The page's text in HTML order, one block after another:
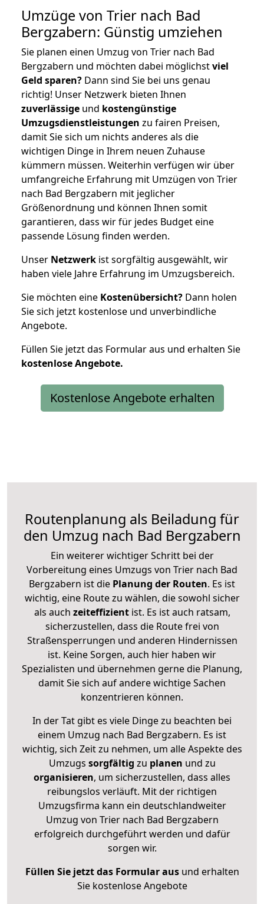
Umzüge von Trier nach Bad
Bergzabern: Günstig umziehen
Sie planen einen Umzug von Trier nach Bad
Bergzabern und möchten dabei möglichstviel
Geld sparen? Dann sind Sie bei uns genau
richtig! Unser Netzwerk bieten Ihnen
zuverlässige und kostengünstige
Umzugsdienstleistungen zu fairen Preisen,
damit Sie sich um nichts anderes als die
wichtigen Dinge in Ihrem neuen Zuhause
kümmern müssen. Weiterhin verfügen wir über
umfangreiche Erfahrung mit Umzügen von Trier
nach Bad Bergzabern mit jeglicher
Größenordnung und können Ihnen somit
garantieren, dass wir für jedes Budget eine
passende Lösung finden werden.
Unser Netzwerk ist sorgfältig ausgewählt, wir
haben viele Jahre Erfahrung im Umzugsbereich.
Sie möchten eine Kostenübersicht? Dann holen
Sie sich jetzt kostenlose und unverbindliche
Angebote.
Füllen Sie jetzt das Formular aus und erhalten Sie
kostenloseAngebote.
Kostenlose Angebote erhalten
Routenplanung als Beiladung für
den Umzug nach Bad Bergzabern
Ein weiterer wichtiger Schritt bei der
Vorbereitung eines Umzugs von Trier nach Bad
Bergzabern ist die Planung der Routen. Es ist
wichtig, eine Route zu wählen, die sowohl sicher
als auch zeiteffizientist. Es ist auch ratsam,
sicherzustellen, dass die Route frei von
Straßensperrungen und anderen Hindernissen
ist. Keine Sorgen, auch hier haben wir
Spezialisten und übernehmen gerne die Planung,
damit Sie sich auf andere wichtige Sachen
konzentrieren können.
In der Tat gibt es viele Dinge zu beachten bei
einem Umzug nach Bad Bergzabern. Es ist
wichtig, sich Zeit zu nehmen, um alle Aspekte des
Umzugs sorgfältig zu planen und zu
organisieren, um sicherzustellen, dass alles
reibungslos verläuft. Mit der richtigen
Umzugsfirma kann ein deutschlandweiter
Umzug von Trier nach Bad Bergzabern
erfolgreich durchgeführt werden und dafür
sorgen wir.
Füllen Sie jetzt das Formular ausund erhalten
Sie kostenlose Angebote